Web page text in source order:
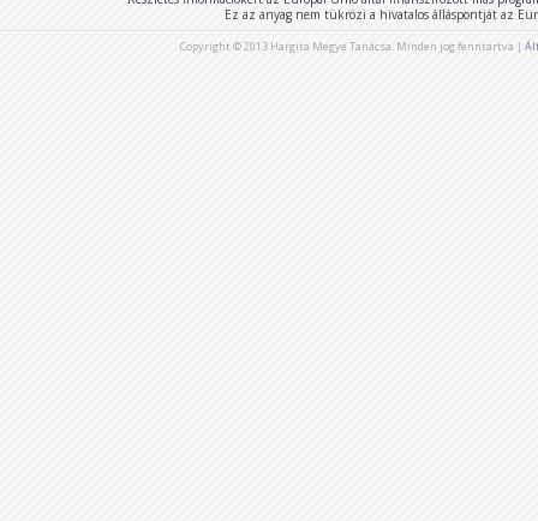
Ez az anyag nem tükrözi a hivatalos álláspontját az
Copyright © 2013 Hargita Megye Tanácsa. Minden jog fenntartva |